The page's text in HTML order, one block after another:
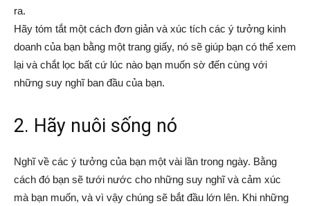
ra.
Hãy tóm tắt một cách đơn giản và xúc tích các ý tưởng kinh
doanh của bạn bằng một trang giấy, nó sẽ giúp bạn có thể xem
lại và chắt lọc bất cứ lúc nào bạn muốn sờ đến cùng với
những suy nghĩ ban đầu của bạn.
2. Hãy nuôi sống nó
Nghĩ về các ý tưởng của bạn một vài lần trong ngày. Bằng
cách đó bạn sẽ tưới nước cho những suy nghĩ và cảm xúc
mà bạn muốn, và vì vậy chúng sẽ bắt đầu lớn lên. Khi những